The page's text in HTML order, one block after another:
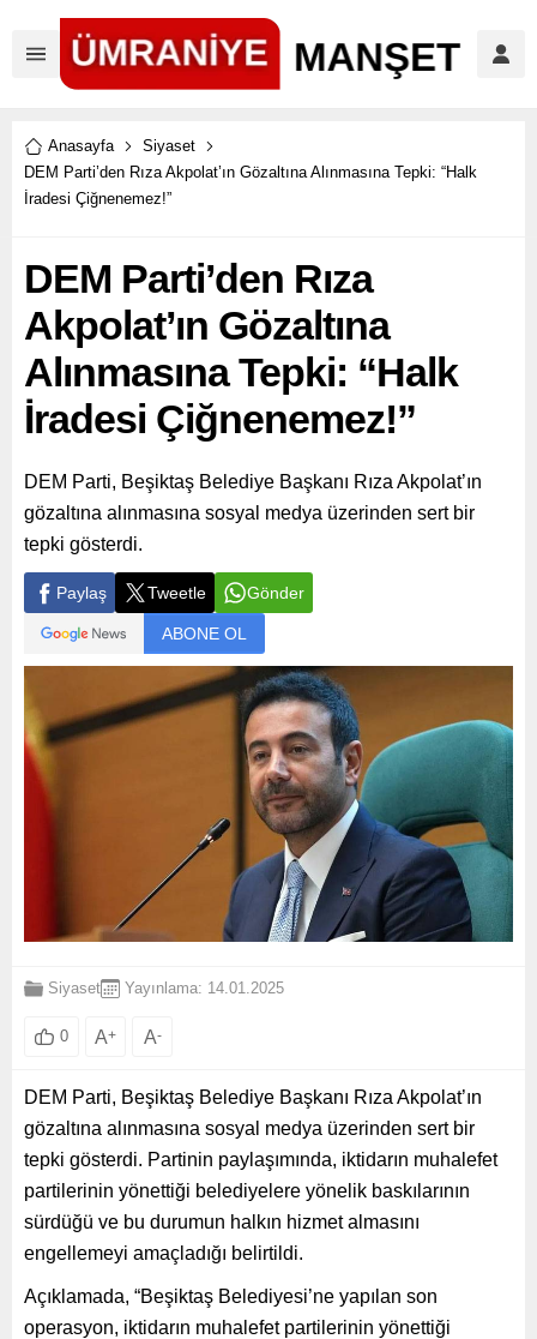
Anasayfa
Siyaset
DEM Parti’den Rıza Akpolat’ın Gözaltına Alınmasına Tepki: “Halk
İradesi Çiğnenemez!”
DEM Parti’den Rıza
Akpolat’ın Gözaltına
Alınmasına Tepki: “Halk
İradesi Çiğnenemez!”
DEM Parti, Beşiktaş Belediye Başkanı Rıza Akpolat’ın
gözaltına alınmasına sosyal medya üzerinden sert bir
tepki gösterdi.
Paylaş Tweetle Gönder
ABONE OL
Siyaset Yayınlama: 14.01.2025
0 A+ A-
DEM Parti, Beşiktaş Belediye Başkanı Rıza Akpolat’ın
gözaltına alınmasına sosyal medya üzerinden sert bir
tepki gösterdi. Partinin paylaşımında, iktidarın muhalefet
partilerinin yönettiği belediyelere yönelik baskılarının
sürdüğü ve bu durumun halkın hizmet almasını
engellemeyi amaçladığı belirtildi.
Açıklamada, “Beşiktaş Belediyesi’ne yapılan son
operasyon, iktidarın muhalefet partilerinin yönettiği